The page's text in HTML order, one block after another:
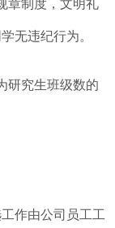
章制度，文明礼
无违纪行为。
研究生班级数的
作由公司员工工